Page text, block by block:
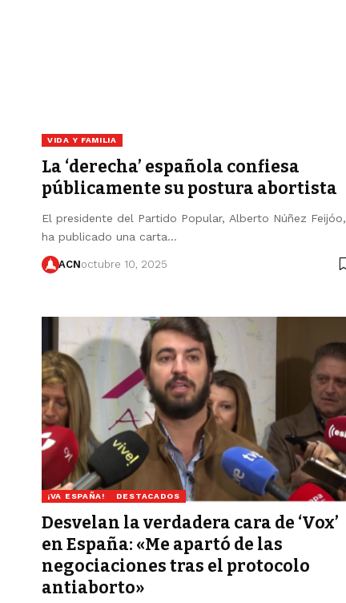
VIDA Y FAMILIA
La ‘derecha’ española confiesa
públicamente su postura abortista
El presidente del Partido Popular, Alberto Núñez Feijóo,
ha publicado una carta…
ACNoctubre 10, 2025
¡VA ESPAÑA! DESTACADOS
Desvelan la verdadera cara de ‘Vox’
en España: «Me apartó de las
negociaciones tras el protocolo
antiaborto»